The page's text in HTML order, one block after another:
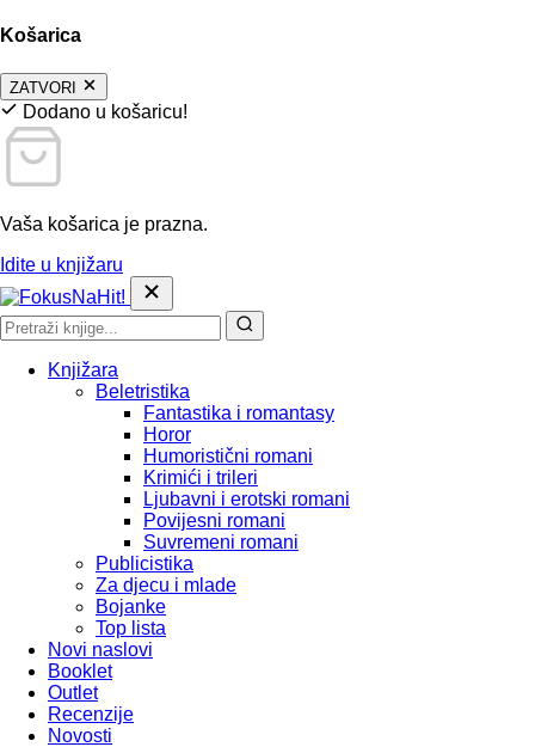
Košarica
ZATVORI
Dodano u košaricu!
Vaša košarica je prazna.
Idite u knjižaru
Knjižara
Beletristika
Fantastika i romantasy
Horor
Humoristični romani
Krimići i trileri
Ljubavni i erotski romani
Povijesni romani
Suvremeni romani
Publicistika
Za djecu i mlade
Bojanke
Top lista
Novi naslovi
Booklet
Outlet
Recenzije
Novosti